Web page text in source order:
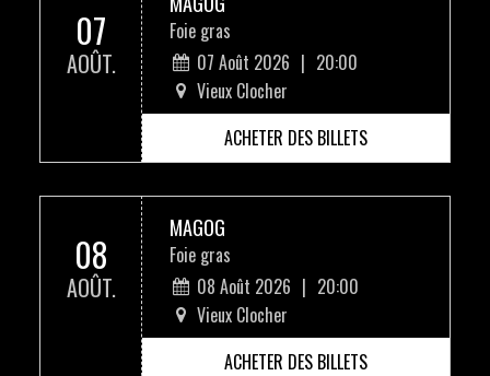
07
AOÛT.
Foie gras
07 Août 2026 | 20:00
Vieux Clocher
ACHETER DES BILLETS
08
AOÛT.
MAGOG
Foie gras
08 Août 2026 | 20:00
Vieux Clocher
ACHETER DES BILLETS